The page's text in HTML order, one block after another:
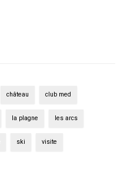
château club med
la plagne les arcs
ski visite